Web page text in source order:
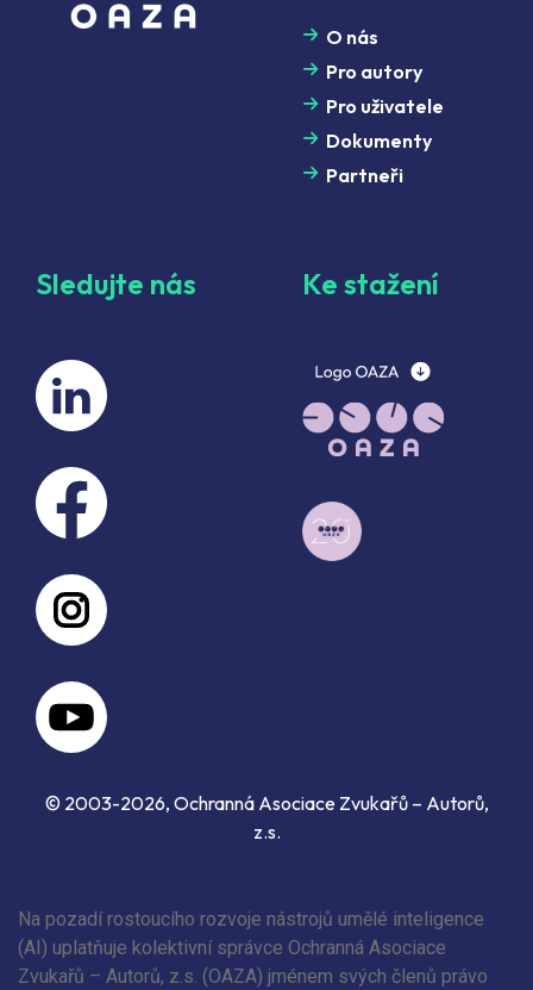
O nás
Pro autory
Pro uživatele
Dokumenty
Partneři
Sledujte nás Ke stažení
© 2003-2026, Ochranná Asociace Zvukařů – Autorů,
z.s.
Na pozadí rostoucího rozvoje nástrojů umělé inteligence
(AI) uplatňuje kolektivní správce Ochranná Asociace
Zvukařů – Autorů, z.s. (OAZA) jménem svých členů právo